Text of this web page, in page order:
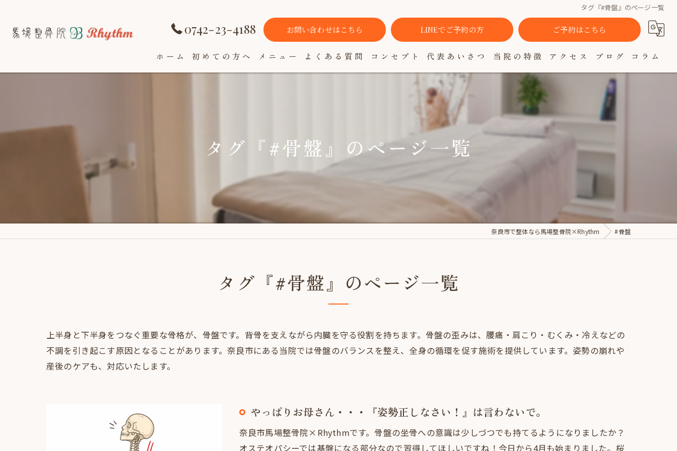
タグ『#骨盤』のページ一覧
0742-23-4188 お問い合わせはこちら LINEでご予約の方 ご予約はこちら
ホーム 初めての方へ メニュー よくある質問 コンセプト 代表あいさつ 当院の特徴
肩こり
腰痛
自律神経
女性
アクセス ブログ コラム
タグ『#骨盤』のページ一覧
奈良市で整体なら馬場整骨院×Rhythm #骨盤
タグ『#骨盤』のページ一覧
上半身と下半身をつなぐ重要な骨格が、骨盤です。背骨を支えながら内臓を守る役割を持ちます。骨盤の歪みは、腰痛・肩こり・むくみ・冷えなどの
不調を引き起こす原因となることがあります。奈良市にある当院では骨盤のバランスを整え、全身の循環を促す施術を提供しています。姿勢の崩れや
産後のケアも、対応いたします。
やっぱりお母さん・・・『姿勢正しなさい！』は言わないで。
奈良市馬場整骨院×Rhythmです。骨盤の坐骨への意識は少しづつでも持てるようになりましたか？
オステオパシーでは基盤になる部分なので習得してほしいですね！今日から4月も始まりました。桜